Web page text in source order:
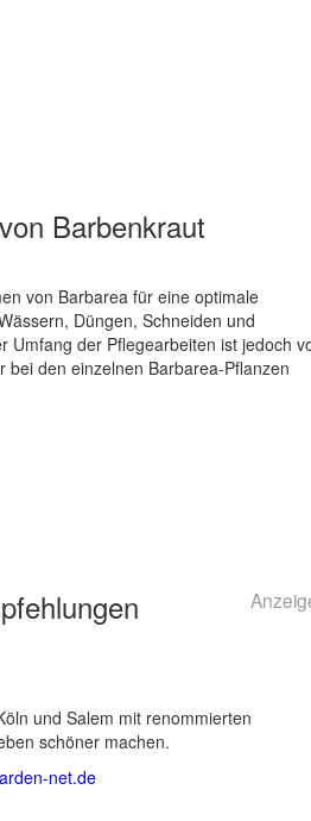
Barbenkraut
von Barbarea für eine optimale
Düngen, Schneiden und
Umfang der Pflegearbeiten ist jedoch
den einzelnen Barbarea-Pflanzen
und Salem mit renommierten
schöner machen.
net.de